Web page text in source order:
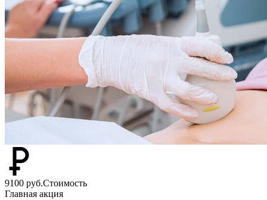
9100 руб.Стоимость
Главная акция